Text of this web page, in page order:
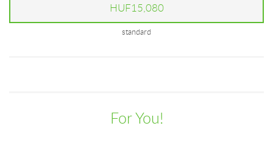
HUF15,080
standard
For You!